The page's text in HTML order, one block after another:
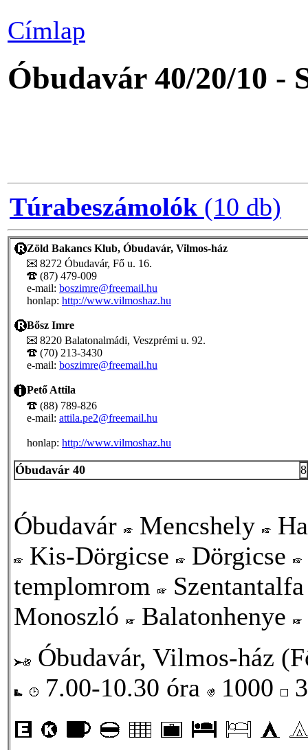
Címlap
Óbudavár 40/20/10 -
Túrabeszámolók (10 db)
Zöld Bakancs Klub, Óbudavár, Vilmos-ház
8272 Óbudavár, Fő u. 16.
(87) 479-009
e-mail: boszimre@freemail.hu
honlap: http://www.vilmoshaz.hu
Bősz Imre
8220 Balatonalmádi, Veszprémi u. 92.
(70) 213-3430
e-mail: boszimre@freemail.hu
Pető Attila
(88) 789-826
e-mail: attila.pe2@freemail.hu
honlap: http://www.vilmoshaz.hu
Óbudavár 40 8
Óbudavár Mencshely
Kis-Dörgicse
Dörgicse
templomrom
Monoszló
Balatonhenye
Óbudavár, Vilmos-ház
7.00-10.30 óra
1000